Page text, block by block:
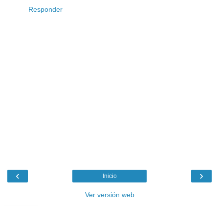
Responder
‹ ›
Inicio
Ver versión web